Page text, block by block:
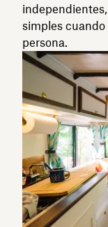
simples cuando
persona.